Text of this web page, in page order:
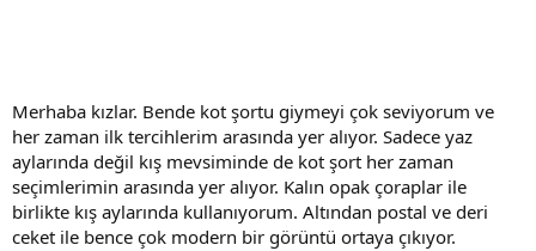
Merhaba kızlar. Bende kot şortu giymeyi çok seviyorum ve
her zaman ilk tercihlerim arasında yer alıyor. Sadece yaz
aylarında değil kış mevsiminde de kot şort her zaman
seçimlerimin arasında yer alıyor. Kalın opak çoraplar ile
birlikte kış aylarında kullanıyorum. Altından postal ve deri
ceket ile bence çok modern bir görüntü ortaya çıkıyor.